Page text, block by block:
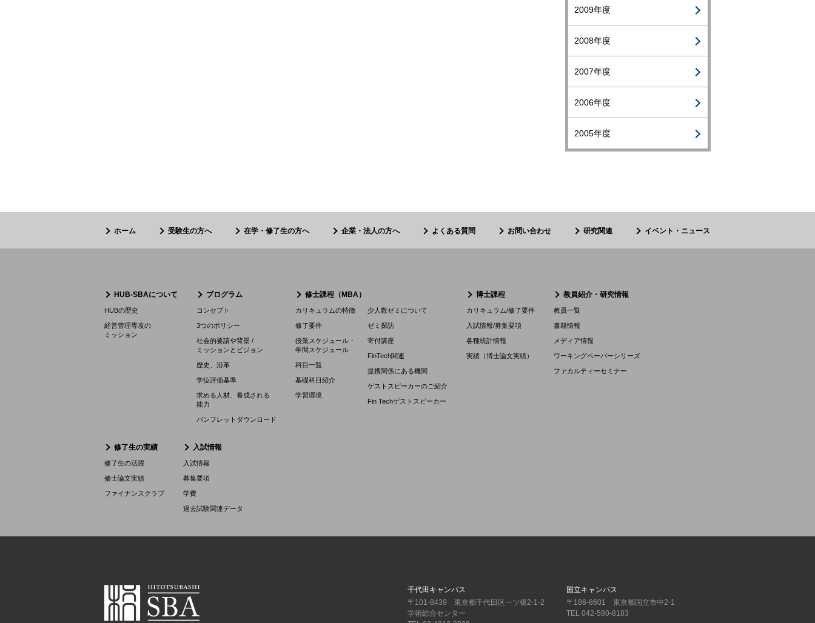
2009年度
2008年度
2007年度
2006年度
2005年度
ホーム 受験生の方へ 在学・修了生の方へ 企業・法人の方へ よくある質問 お問い合わせ 研究関連 イベント・ニュース
HUB-SBAについて
HUBの歴史
経営管理専攻の
ミッション
プログラム
コンセプト
3つのポリシー
社会的要請や背景 /
ミッションとビジョン
歴史、沿革
学位評価基準
求める人材、養成される
能力
パンフレットダウンロード
修士課程（MBA）
カリキュラムの特徴
修了要件
授業スケジュール・
年間スケジュール
科目一覧
基礎科目紹介
学習環境
少人数ゼミについて
ゼミ探訪
寄付講座
FinTech関連
提携関係にある機関
ゲストスピーカーのご紹介
Fin Techゲストスピーカー
博士課程
カリキュラム/修了要件
入試情報/募集要項
各種統計情報
実績（博士論文実績）
教員紹介・研究情報
教員一覧
書籍情報
メディア情報
ワーキングペーパーシリーズ
ファカルティーセミナー
修了生の実績
修了生の活躍
修士論文実績
ファイナンスクラブ
入試情報
入試情報
募集要項
学費
過去試験関連データ
千代田キャンパス
〒101-8439 東京都千代田区一ツ橋2-1-2
学術総合センター
国立キャンパス
〒186-8601 東京都国立市中2-1
TEL 042-580-8183